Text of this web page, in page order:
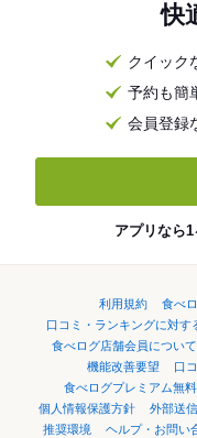
快
クイック
予約も簡
会員登録
アプリなら
利用規約 食べ
口コミ・ランキングに対す
食べログ店舗会員について
機能改善要望
口
食べログプレミアム無
個人情報保護方針
外部送
推奨環境
ヘルプ・お問い